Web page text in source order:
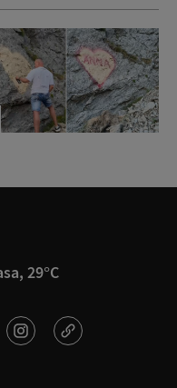
29°C